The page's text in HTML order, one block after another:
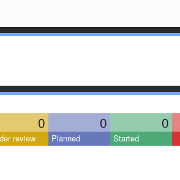
0 0 0
review Planned Started